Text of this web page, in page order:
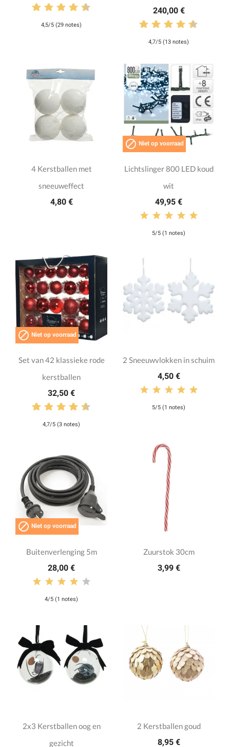
4,5/5 (29 notes)
240,00 €
4,7/5 (13 notes)
4 Kerstballen met
sneeuweffect
4,80 €
 Niet op voorraad
Lichtslinger 800 LED koud
wit
49,95 €
5/5 (1 notes)
 Niet op voorraad
Set van 42 klassieke rode
kerstballen
32,50 €
4,7/5 (3 notes)
2 Sneeuwvlokken in schuim
4,50 €
5/5 (1 notes)
 Niet op voorraad
Buitenverlenging 5m
28,00 €
4/5 (1 notes)
Zuurstok 30cm
3,99 €
2x3 Kerstballen oog en
gezicht
2 Kerstballen goud
8,95 €